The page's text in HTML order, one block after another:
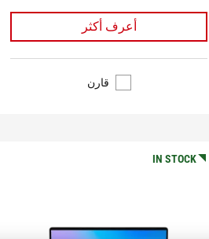
أعرف أكثر
قارن
IN STOCK